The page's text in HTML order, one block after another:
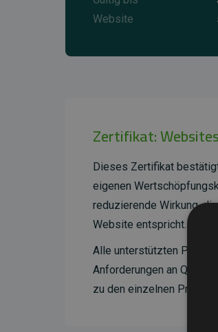
Website
Zertifikat:
Dieses Zertifikat
eigenen
reduzierende Wirkung,
Website entspricht.
Alle unterstützten
Anforderungen an
zu den einzelnen